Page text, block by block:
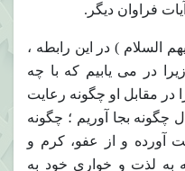
فراوان ديگر.
السلام ) در اين رابطه ،
در مى يابيم كه با چه
در مقابل او چگونه رعايت
چگونه بجا آوريم ؛ چگونه
آورده و از عفو، كرم و
به لذت و خوارى خود به